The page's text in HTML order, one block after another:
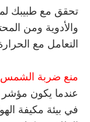
تحقق مع طبيبك
والأدوية ومن
التعامل مع
منع ضربة
عندما يكون مؤشر
في بيئة مكيفة